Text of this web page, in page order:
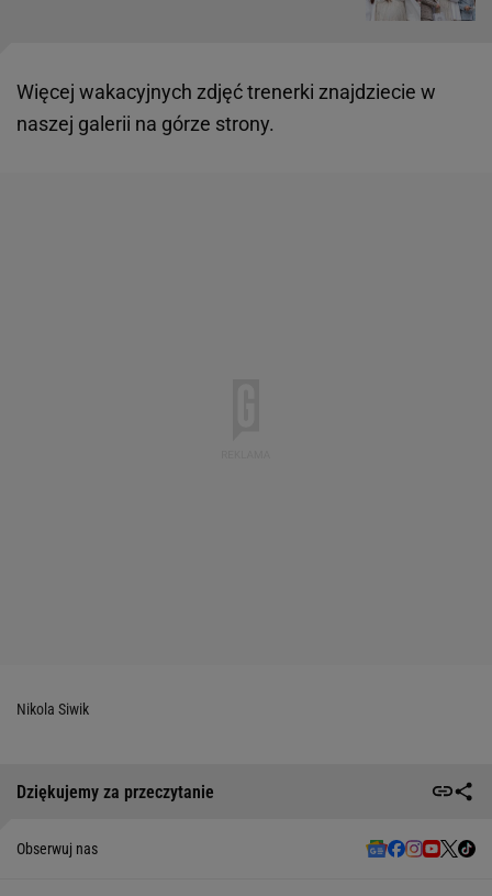
Więcej wakacyjnych zdjęć trenerki znajdziecie w
naszej galerii na górze strony.
Nikola Siwik
Dziękujemy za przeczytanie
Obserwuj nas